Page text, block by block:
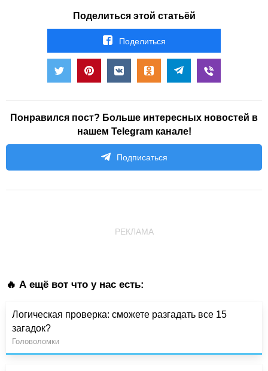
Поделиться этой статьёй
Поделиться
Понравился пост? Больше интересных новостей в
нашем Telegram канале!
Подписаться
РЕКЛАМА
🔥 А ещё вот что у нас есть:
Логическая проверка: сможете разгадать все 15
загадок?
Головоломки